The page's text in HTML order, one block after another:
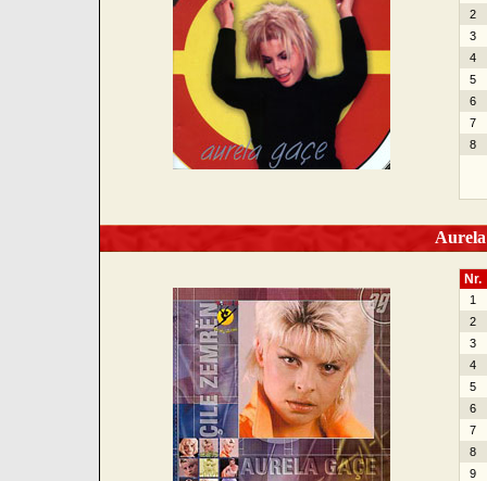
2
3
4
5
6
7
8
Nr.
1
2
3
4
5
6
7
8
9